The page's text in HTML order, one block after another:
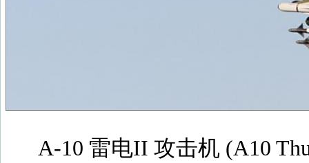
A-10 雷电II 攻击机 (A10